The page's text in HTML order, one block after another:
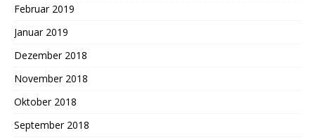
Februar 2019
Januar 2019
Dezember 2018
November 2018
Oktober 2018
September 2018